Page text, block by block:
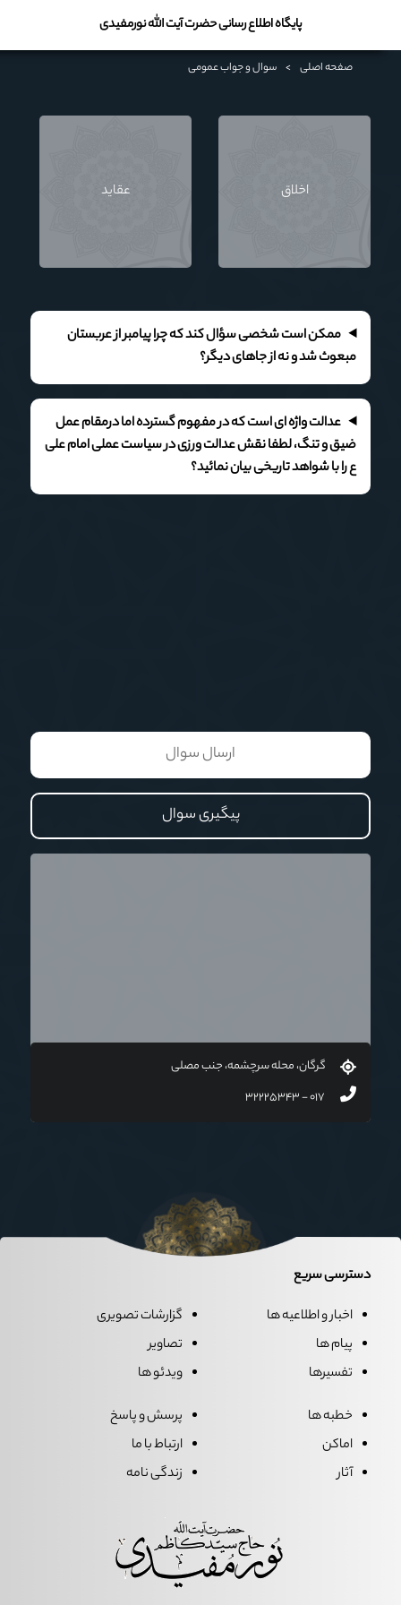
پایگاه اطلاع رسانی حضرت آیت الله نورمفیدی
صفحه اصلی > سوال و جواب عمومی
اخلاق عقايد
ممکن است شخصی سؤال کند که چرا پیامبر از عربستان
مبعوث شد و نه از جاهای دیگر؟
عدالت واژه ای است که در مفهوم گسترده اما درمقام عمل
ضیق و تنگ، لطفا نقش عدالت ورزی در سیاست عملی امام علی
ع را با شواهد تاریخی بیان نمائید؟
ارسال سوال
پیگیری سوال
گرگان، محله سرچشمه، جنب مصلی
دسترسی سریع
اخبار و اطلاعیه ها
پیام ها
تفسیرها
گزارشات تصویری
تصاویر
ویدئو ها
خطبه ها
اماکن
آثار
پرسش و پاسخ
ارتباط با ما
زندگی نامه